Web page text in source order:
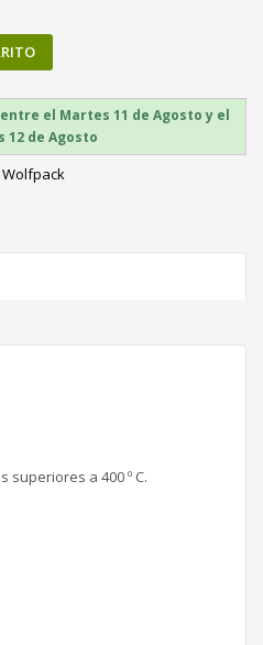
el Martes 11 de Agosto y el
12 de Agosto
a 400 º C.